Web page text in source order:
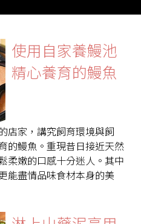
使用自家養鰻池
精心養育的鰻魚
店家，講究飼育環境與飼
的鰻魚。重現昔日接近天然
柔嫩的口感十分迷人。其中
能盡情品味食材本身的美